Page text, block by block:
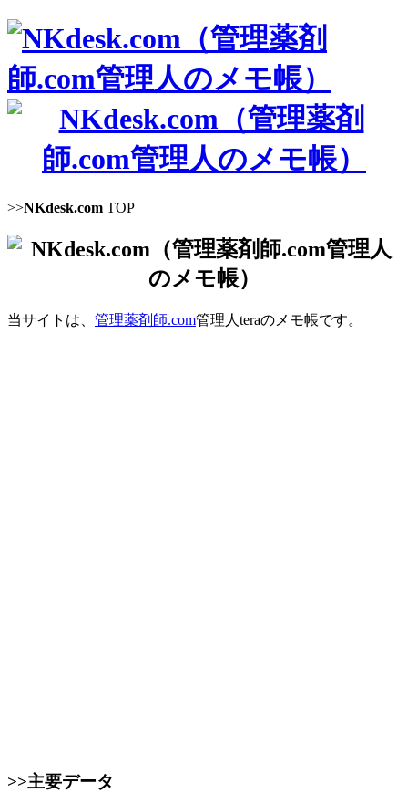
>>NKdesk.com TOP
当サイトは、 管理薬剤師.com管理人teraのメモ帳です。
>>主要データ